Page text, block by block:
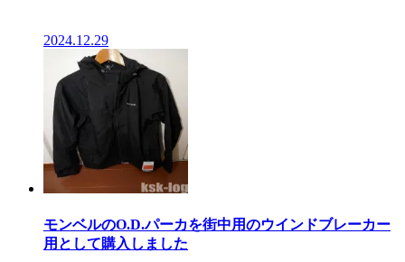
2024.12.29
モンベルのO.D.パーカを街中用のウインドブレーカー
用として購入しました